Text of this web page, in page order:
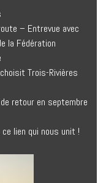
– Entrevue avec
la Fédération
Trois-Rivières
de retour en septembre
lien qui nous unit !